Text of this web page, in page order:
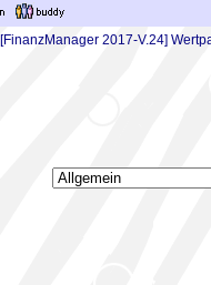
[FinanzManager 2017-V.24]